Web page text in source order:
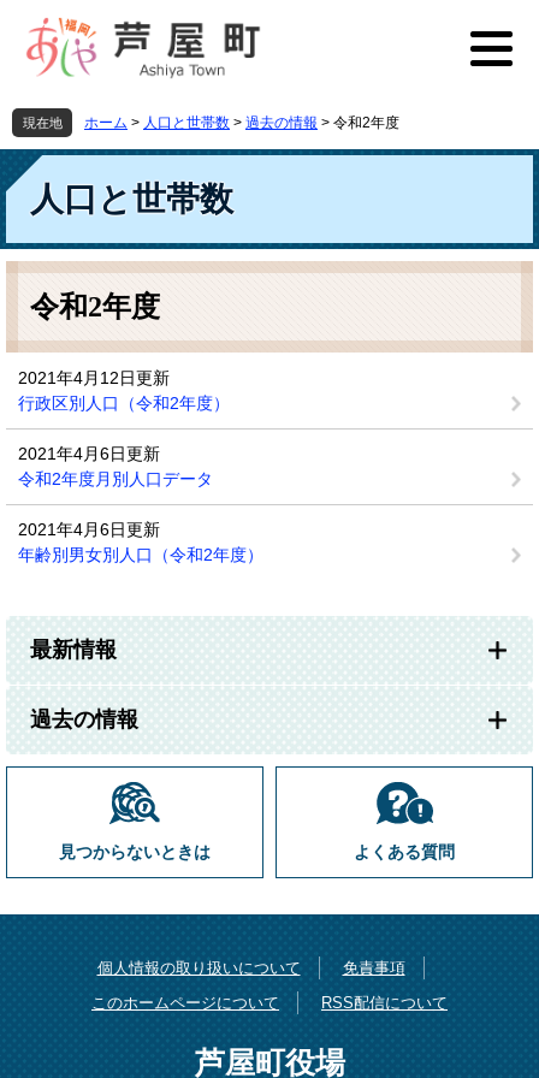
先
頭
す
を
飛
し
本
文
現在地 ホーム > 人口と世帯数 > 過去の情報 > 令和2年度
人口と世帯数
本
令和2年度
2021年4月12日更新
行政区別人口（令和2年度）
2021年4月6日更新
令和2年度月別人口データ
2021年4月6日更新
年齢別男女別人口（令和2年度）
最新情報
過去の情報
見つからないときは よくある質問
個人情報の取り扱いについて
免責事項
このホームページについて
RSS配信について
芦屋町役場